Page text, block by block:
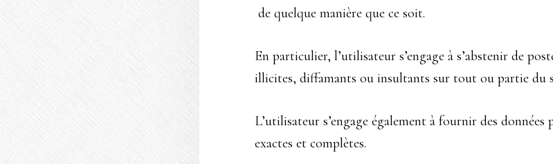
de quelque manière que ce soit.
En particulier, l’utilisateur s’engage à s’abstenir de
illicites, diffamants ou insultants sur tout ou partie du
L’utilisateur s’engage également à fournir des données
exactes et complètes.